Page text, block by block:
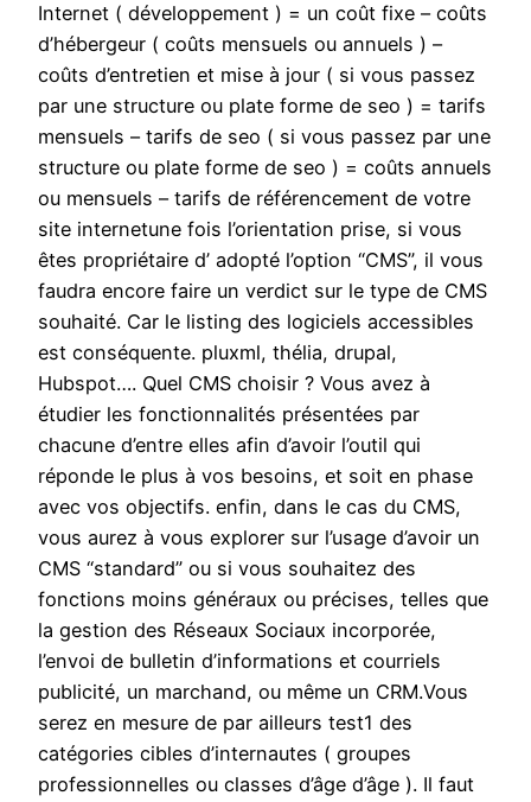
Internet ( développement ) = un coût fixe – coûts
d’hébergeur ( coûts mensuels ou annuels ) –
coûts d’entretien et mise à jour ( si vous passez
par une structure ou plate forme de seo ) = tarifs
mensuels – tarifs de seo ( si vous passez par une
structure ou plate forme de seo ) = coûts annuels
ou mensuels – tarifs de référencement de votre
site internetune fois l’orientation prise, si vous
êtes propriétaire d’ adopté l’option “CMS”, il vous
faudra encore faire un verdict sur le type de CMS
souhaité. Car le listing des logiciels accessibles
est conséquente. pluxml, thélia, drupal,
Hubspot…. Quel CMS choisir ? Vous avez à
étudier les fonctionnalités présentées par
chacune d’entre elles afin d’avoir l’outil qui
réponde le plus à vos besoins, et soit en phase
avec vos objectifs. enfin, dans le cas du CMS,
vous aurez à vous explorer sur l’usage d’avoir un
CMS “standard” ou si vous souhaitez des
fonctions moins généraux ou précises, telles que
la gestion des Réseaux Sociaux incorporée,
l’envoi de bulletin d’informations et courriels
publicité, un marchand, ou même un CRM.Vous
serez en mesure de par ailleurs test1 des
catégories cibles d’internautes ( groupes
professionnelles ou classes d’âge d’âge ). Il faut